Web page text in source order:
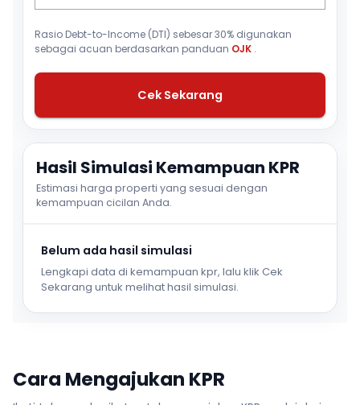
Rasio Debt-to-Income (DTI) sebesar 30% digunakan
sebagai acuan berdasarkan panduan OJK .
Cek Sekarang
Hasil Simulasi Kemampuan KPR
Estimasi harga properti yang sesuai dengan
kemampuan cicilan Anda.
Belum ada hasil simulasi
Lengkapi data di kemampuan kpr, lalu klik Cek
Sekarang untuk melihat hasil simulasi.
Cara Mengajukan KPR